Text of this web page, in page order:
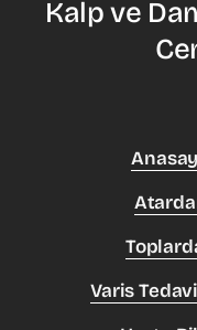
Kalp ve
Varis